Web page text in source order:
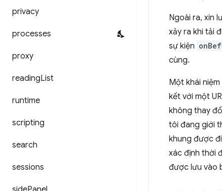
privacy
processes
proxy
readingList
runtime
scripting
search
sessions
Ngoài ra, xin
xảy ra khi tải
sự kiện
cùng.
Một khái
kết với một
không thay
tôi đang giới
khung được
xác định thời
được lưu vào